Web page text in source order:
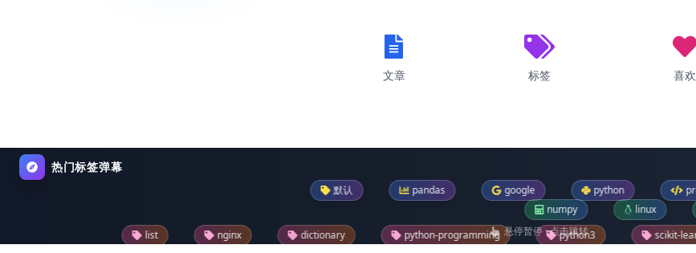
文章 标签 喜欢
热门标签弹幕
pandas google python programming
numpy
linux pytorch
nginx dictionary python-programming python3 scikit-learn bt
悬停暂停 · 点击跳转